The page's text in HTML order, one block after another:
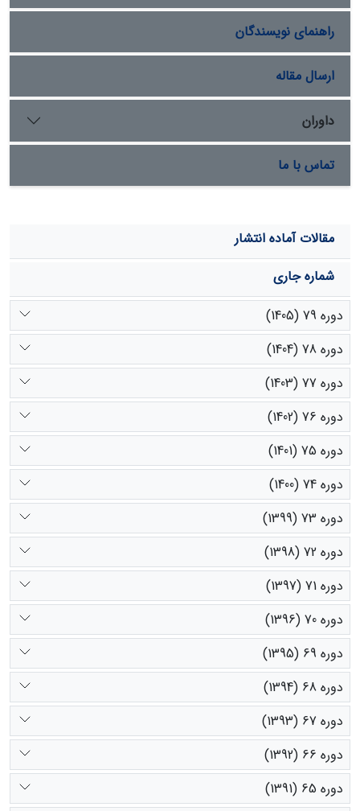
تولید کل با بارش اسفندماه (شروع فصل رشد) و بارش فصل
رشد ارتباط دارد. این نتیجه اهمیت بارش فصل رشد را در
میزان تولید گیاهان عرصة مراتع نشان می‏دهد.
راهنمای نویسندگان
ارسال مقاله
داوران
تماس با ما
مقالات آماده انتشار
شماره جاری
دوره 79 (1405)
دوره 78 (1404)
دوره 77 (1403)
دوره 76 (1402)
دوره 75 (1401)
دوره 74 (1400)
دوره 73 (1399)
دوره 72 (1398)
دوره 71 (1397)
دوره 70 (1396)
دوره 69 (1395)
دوره 68 (1394)
دوره 67 (1393)
دوره 66 (1392)
دوره 65 (1391)